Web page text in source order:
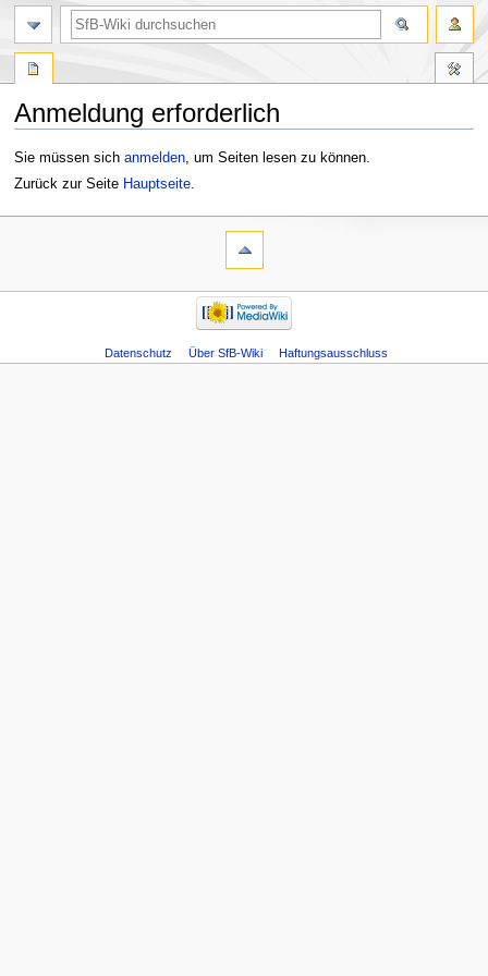
Anmeldung erforderlich
Zur
Navigation
Zur
Suche
Sie müssen sich anmelden, um Seiten lesen zu können.
Zurück zur Seite Hauptseite.
Datenschutz Über SfB-Wiki Haftungsausschluss